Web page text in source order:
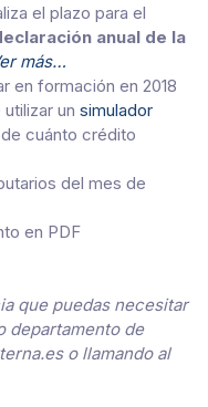
el plazo para el
anual de la
más…
en formación en 2018
un simulador
cuánto crédito
del mes de
en PDF
que puedas necesitar
departamento de
o llamando al